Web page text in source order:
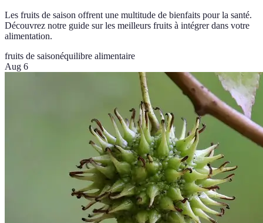
Les fruits de saison offrent une multitude de bienfaits pour la santé.
Découvrez notre guide sur les meilleurs fruits à intégrer dans votre
alimentation.
fruits de saisonéquilibre alimentaire
Aug 6